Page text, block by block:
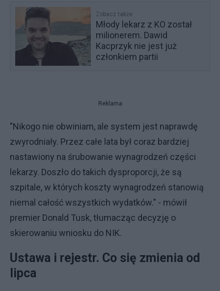
Zobacz także
Młody lekarz z KO został
milionerem. Dawid
Kacprzyk nie jest już
członkiem partii
Reklama
"Nikogo nie obwiniam, ale system jest naprawdę
zwyrodniały. Przez całe lata był coraz bardziej
nastawiony na śrubowanie wynagrodzeń części
lekarzy. Doszło do takich dysproporcji, że są
szpitale, w których koszty wynagrodzeń stanowią
niemal całość wszystkich wydatków." - mówił
premier Donald Tusk, tłumacząc decyzję o
skierowaniu wniosku do NIK.
Ustawa i rejestr. Co się zmienia od
lipca